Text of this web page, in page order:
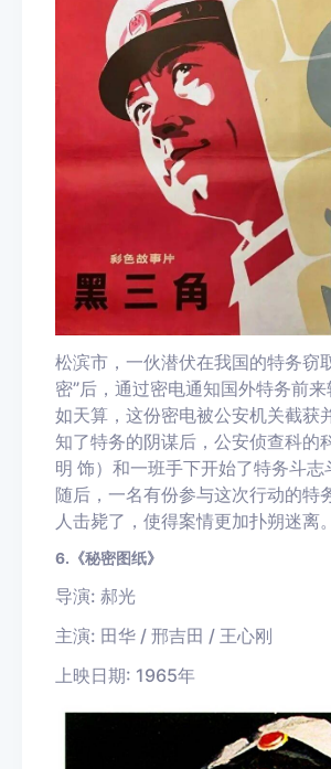
松滨市，一伙潜伏在我国的特务窃
密”后，通过密电通知国外特务前
如天算，这份密电被公安机关截获
知了特务的阴谋后，公安侦查科的
明 饰）和一班手下开始了特务斗志
随后，一名有份参与这次行动的特
人击毙了，使得案情更加扑朔迷离。
6.《秘密图纸》
导演: 郝光
主演: 田华 / 邢吉田 / 王心刚
上映日期: 1965年